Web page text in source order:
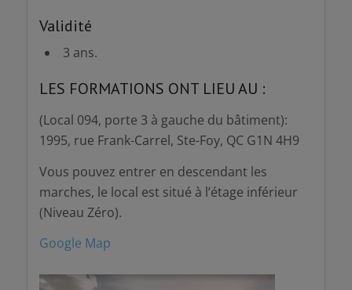
Validité
3 ans.
LES FORMATIONS ONT LIEU AU :
(Local 094, porte 3 à gauche du bâtiment):
1995, rue Frank-Carrel, Ste-Foy, QC G1N 4H9
Vous pouvez entrer en descendant les
marches, le local est situé à l’étage inférieur
(Niveau Zéro).
Google Map